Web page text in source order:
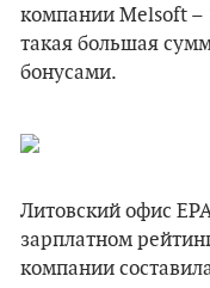
компании Melsoft –
такая большая
бонусами.
Литовский офис
зарплатном
компании